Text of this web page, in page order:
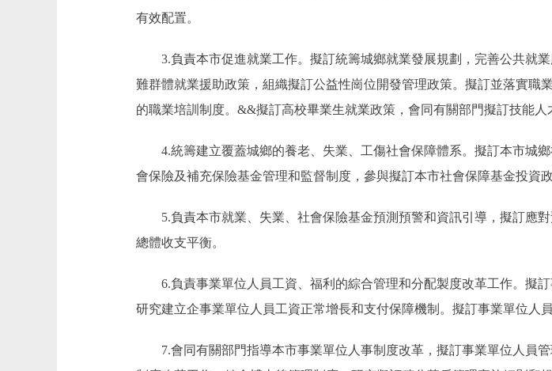
有效配置。
3.負責本市促進就業工作。擬訂統籌城鄉就業發展規劃，完善公共就業
難群體就業援助政策，組織擬訂公益性崗位開發管理政策。擬訂並落實
的職業培訓制度。&&擬訂高校畢業生就業政策，會同有關部門擬訂技能人
4.統籌建立覆蓋城鄉的養老、失業、工傷社會保障體系。擬訂本市城
會保險及補充保險基金管理和監督制度，參與擬訂本市社會保障基金投資政
5.負責本市就業、失業、社會保險基金預測預警和資訊引導，擬訂應
總體收支平衡。
6.負責事業單位人員工資、福利的綜合管理和分配製度改革工作。擬訂
研究建立企事業單位人員工資正常增長和支付保障機制。擬訂事業單位人
7.會同有關部門指導本市事業單位人事制度改革，擬訂事業單位人員